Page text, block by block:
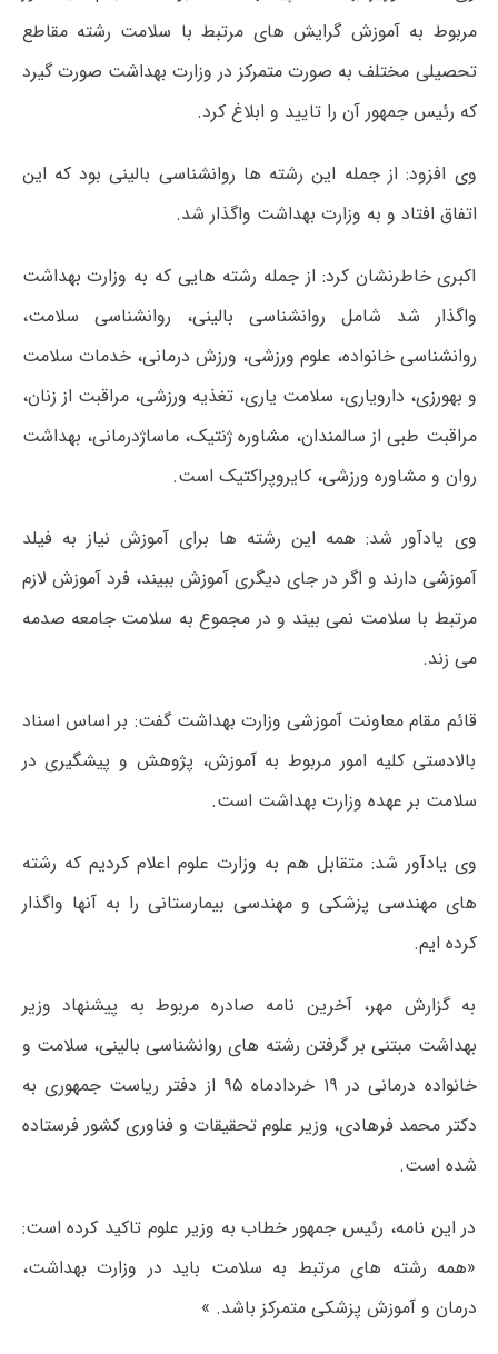
مربوط به آموزش گرایش های مرتبط با سلامت رشته مقاطع
تحصیلی مختلف به صورت متمرکز در وزارت بهداشت صورت گیرد
که رئیس جمهور آن را تایید و ابلاغ کرد.
وی افزود: از جمله این رشته ها روانشناسی بالینی بود که این
اتفاق افتاد و به وزارت بهداشت واگذار شد.
اکبری خاطرنشان کرد: از جمله رشته هایی که به وزارت بهداشت
واگذار شد شامل روانشناسی بالینی، روانشناسی سلامت،
روانشناسی خانواده، علوم ورزشی، ورزش درمانی، خدمات سلامت
و بهورزی، دارویاری، سلامت یاری، تغذیه ورزشی، مراقبت از زنان،
مراقبت طبی از سالمندان، مشاوره ژنتیک، ماساژدرمانی، بهداشت
روان و مشاوره ورزشی، کایروپراکتیک است.
وی یادآور شد: همه این رشته ها برای آموزش نیاز به فیلد
آموزشی دارند و اگر در جای دیگری آموزش ببیند، فرد آموزش لازم
مرتبط با سلامت نمی بیند و در مجموع به سلامت جامعه صدمه
می زند.
قائم مقام معاونت آموزشی وزارت بهداشت گفت: بر اساس اسناد
بالادستی کلیه امور مربوط به آموزش، پژوهش و پیشگیری در
سلامت بر عهده وزارت بهداشت است.
وی یادآور شد: متقابل هم به وزارت علوم اعلام کردیم که رشته
های مهندسی پزشکی و مهندسی بیمارستانی را به آنها واگذار
کرده ایم.
به گزارش مهر، آخرین نامه صادره مربوط به پیشنهاد وزیر
بهداشت مبتنی بر گرفتن رشته های روانشناسی بالینی، سلامت و
خانواده درمانی در ۱۹ خردادماه ۹۵ از دفتر ریاست جمهوری به
دکتر محمد فرهادی، وزیر علوم تحقیقات و فناوری کشور فرستاده
شده است.
در این نامه، رئیس جمهور خطاب به وزیر علوم تاکید کرده است:
«همه رشته های مرتبط به سلامت باید در وزارت بهداشت،
درمان و آموزش پزشکی متمرکز باشد. »